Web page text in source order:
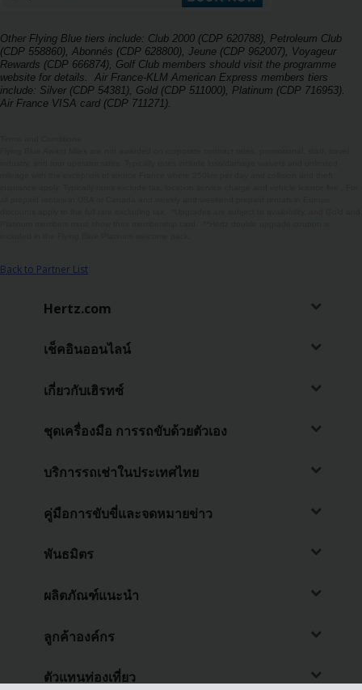
Other Flying Blue tiers include: Club 2000 (CDP 620788), Petroleum Club
(CDP 558860), Abonnés (CDP 628800), Jeune (CDP 962007), Voyageur
Rewards (CDP 666874), Golf Club members should visit the programme
website for details. Air France-KLM American Express members tiers
include: Silver (CDP 54381), Gold (CDP 511000), Platinum (CDP 716953).
Air France VISA card (CDP 711271).
Back to Partner List
Hertz.com
เช็คอินออนไลน์
เกี่ยวกับเฮิรทซ์
ชุดเครื่องมือ การรถขับด้วยตัวเอง
บริการรถเช่าในประเทศไทย
คู่มือการขับขี่และจดหมายข่าว
พันธมิตร
ผลิตภัณฑ์แนะนำ
ลูกค้าองค์กร
ตัวแทนท่องเที่ยว